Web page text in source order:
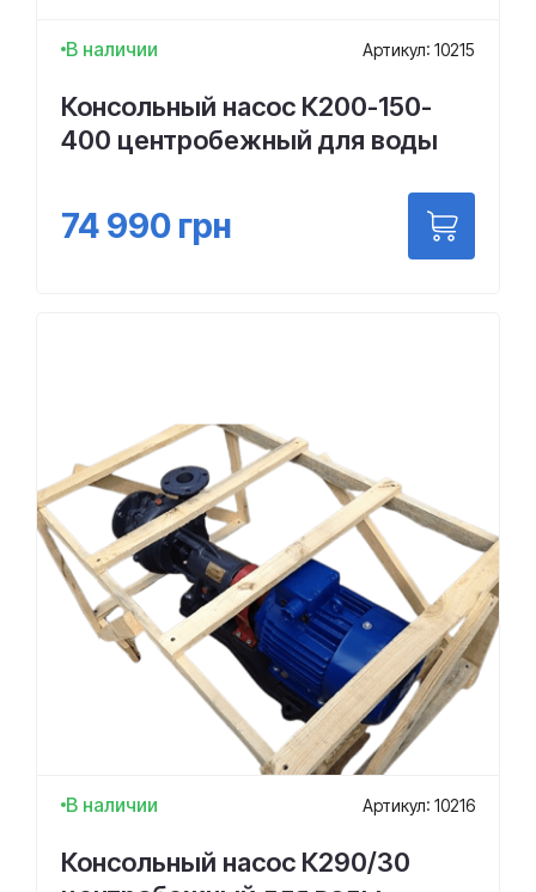
В наличии Артикул: 10215
Консольный насос К200-150-
400 центробежный для воды
74 990 грн
В наличии Артикул: 10216
Консольный насос К290/30